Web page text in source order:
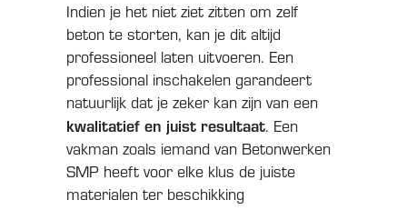
Indien je het niet ziet zitten om zelf
beton te storten, kan je dit altijd
professioneel laten uitvoeren. Een
professional inschakelen garandeert
natuurlijk dat je zeker kan zijn van een
kwalitatief en juist resultaat. Een
vakman zoals iemand van Betonwerken
SMP heeft voor elke klus de juiste
materialen ter beschikking